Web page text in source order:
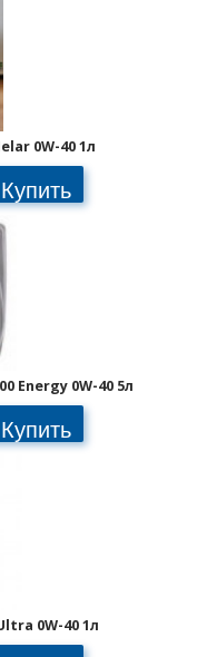
0W-40 1л
Купить
Energy 0W-40 5л
Купить
0W-40 1л